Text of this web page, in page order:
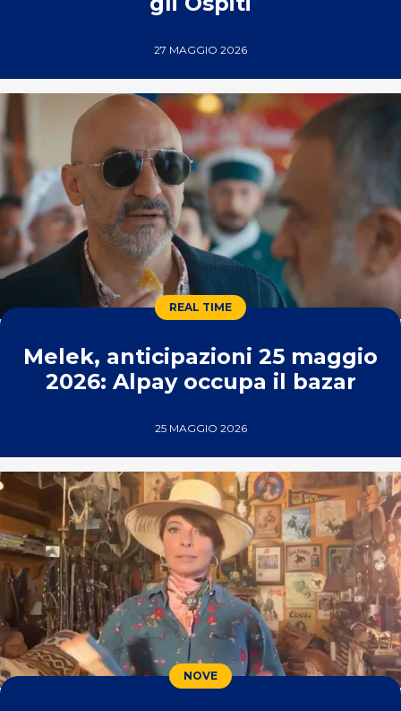
27 MAGGIO 2026
REAL TIME
Melek, anticipazioni 25 maggio
2026: Alpay occupa il bazar
25 MAGGIO 2026
NOVE